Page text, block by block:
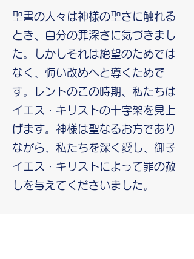
聖書の人々は神様の聖さに触れる
とき、自分の罪深さに気づきまし
た。しかしそれは絶望のためでは
なく、悔い改めへと導くためで
す。レントのこの時期、私たちは
イエス・キリストの十字架を見上
げます。神様は聖なるお方であり
ながら、私たちを深く愛し、御子
イエス・キリストによって罪の赦
しを与えてくださいました。